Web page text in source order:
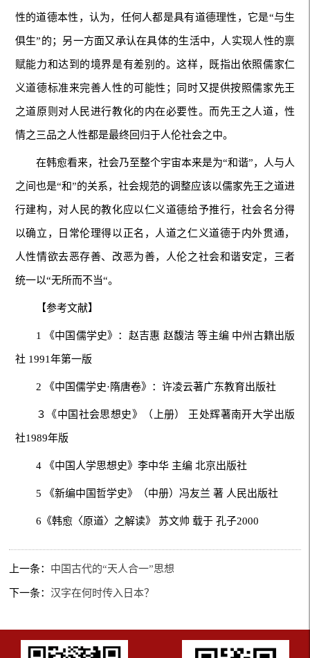
性的道德本性，认为，任何人都是具有道德理性，它是“与生
俱生”的；另一方面又承认在具体的生活中，人实现人性的禀
赋能力和达到的境界是有差别的。这样，既指出依照儒家仁
义道德标准来完善人性的可能性；同时又提供按照儒家先王
之道原则对人民进行教化的内在必要性。而先王之人道，性
情之三品之人性都是最终回归于人伦社会之中。
在韩愈看来，社会乃至整个宇宙本来是为“和谐”，人与人
之间也是“和”的关系，社会规范的调整应该以儒家先王之道进
行建构，对人民的教化应以仁义道德给予推行，社会名分得
以确立，日常伦理得以正名，人道之仁义道德于内外贯通，
人性情欲去恶存善、改恶为善，人伦之社会和谐安定，三者
统一以“无所而不当“。
【参考文献】
1 《中国儒学史》：赵吉惠 赵馥洁 等主编 中州古籍出版
社 1991年第一版
2 《中国儒学史·隋唐卷》：许凌云著广东教育出版社
３《中国社会思想史》（上册） 王处辉著南开大学出版
社1989年版
4 《中国人学思想史》李中华 主编 北京出版社
5 《新编中国哲学史》（中册）冯友兰 著 人民出版社
6《韩愈〈原道〉之解读》 苏文帅 载于 孔子2000
上一条： 中国古代的“天人合一”思想
下一条：汉字在何时传入日本？